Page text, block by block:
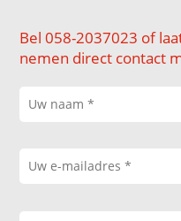
Bel 058-2037023 of
nemen direct contact